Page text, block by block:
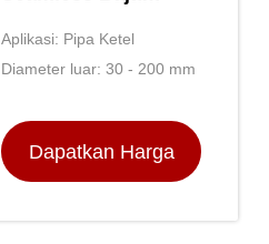
Karbon Tekanan
Tinggi
Aplikasi: Pipa Ketel
Diameter luar: 30 - 200 mm
Dapatkan Harga